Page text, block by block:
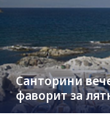
Санторини
фаворит за